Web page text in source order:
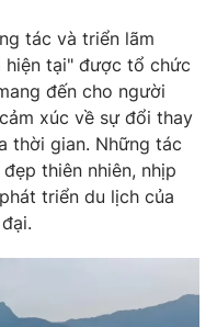
tác và triển lãm
hiện tại" được tổ chức
đến cho người
xúc về sự đổi thay
thời gian. Những tác
thiên nhiên, nhịp
triển du lịch của